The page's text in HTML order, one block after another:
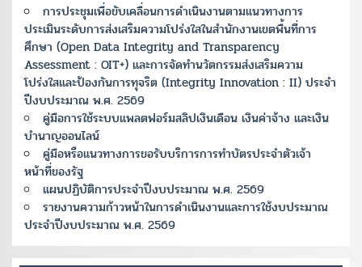
การประชุมเพื่อขับเคลื่อนการดำเนินงานตามแนวทางการ
ประเมินระดับการส่งเสริมความโปร่งใสในสำนักงานเขตพื้นที่การ
ศึกษา (Open Data Integrity and Transparency
Assessment : OIT+) และการจัดทำนวัตกรรมส่งเสริมความ
โปร่งใสและป้องกันการทุจริต (Integrity Innovation : II) ประจำ
ปีงบประมาณ พ.ศ. 2569
คู่มือการใช้ระบบแพลตฟอร์มสลิปเงินเดือน เงินค่าจ้าง และเงิน
บำนาญออนไลน์
คู่มือหรือแนวทางการขอรับบริการการทำบัตรประจำตัวเจ้า
หน้าที่ของรัฐ
แผนปฏิบัติการประจำปีงบประมาณ พ.ศ. 2569
รายงานความก้าวหน้าในการดำเนินงานและการใช้งบประมาณ
ประจำปีงบประมาณ พ.ศ. 2569